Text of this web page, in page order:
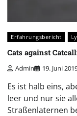
Erfahrungsbericht
Cats against
Admin 19. Juni
Es ist halb eins,
leer und nur sie
Straßenlaternen